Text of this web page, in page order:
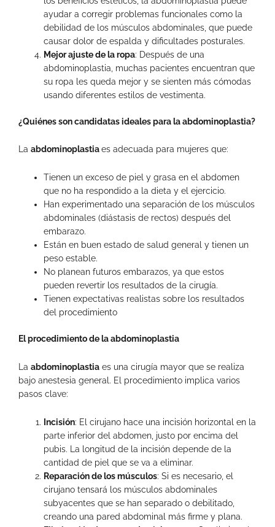
ayudar a corregir problemas funcionales como la
debilidad de los músculos abdominales, que puede
causar dolor de espalda y dificultades posturales.
Mejor ajuste de la ropa: Después de una
abdominoplastia, muchas pacientes encuentran que
su ropa les queda mejor y se sienten más cómodas
usando diferentes estilos de vestimenta.
¿Quiénes son candidatas ideales para la abdominoplastia?
La abdominoplastiaes adecuada para mujeres que:
Tienen un exceso de piel y grasa en el abdomen
que no ha respondido a la dieta y el ejercicio.
Han experimentado una separación de los músculos
abdominales (diástasis de rectos) después del
embarazo.
Están en buen estado de salud general y tienen un
peso estable.
No planean futuros embarazos, ya que estos
pueden revertir los resultados de la cirugía.
Tienen expectativas realistas sobre los resultados
del procedimiento
El procedimiento de la abdominoplastia
La abdominoplastia es una cirugía mayor que se realiza
bajo anestesia general. El procedimiento implica varios
pasos clave:
Incisión: El cirujano hace una incisión horizontal en la
parte inferior del abdomen, justo por encima del
pubis. La longitud de la incisión depende de la
cantidad de piel que se va a eliminar.
Reparación de los músculos: Si es necesario, el
cirujano tensará los músculos abdominales
subyacentes que se han separado o debilitado,
creando una pared abdominal más firme y plana.